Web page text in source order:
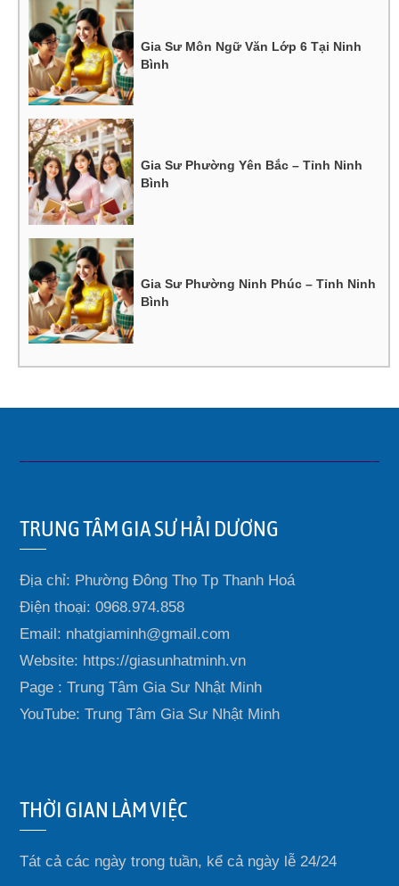
Gia Sư Môn Ngữ Văn Lớp 6 Tại Ninh
Bình
Gia Sư Phường Yên Bắc – Tỉnh Ninh
Bình
Gia Sư Phường Ninh Phúc – Tỉnh Ninh
Bình
TRUNG TÂM GIA SƯ HẢI DƯƠNG
Địa chỉ: Phường Đông Thọ Tp Thanh Hoá
Điện thoại: 0968.974.858
Email: nhatgiaminh@gmail.com
Website: https://giasunhatminh.vn
Page : Trung Tâm Gia Sư Nhật Minh
YouTube: Trung Tâm Gia Sư Nhật Minh
THỜI GIAN LÀM VIỆC
Tát cả các ngày trong tuần, kể cả ngày lễ 24/24